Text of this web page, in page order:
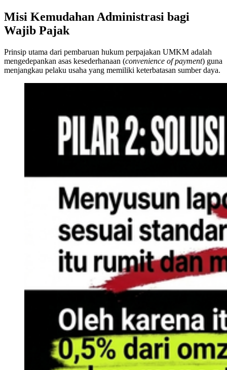
Misi Kemudahan Administrasi bagi
Wajib Pajak
Prinsip utama dari pembaruan hukum perpajakan UMKM adalah
mengedepankan asas kesederhanaan (convenience of payment) guna
menjangkau pelaku usaha yang memiliki keterbatasan sumber daya.